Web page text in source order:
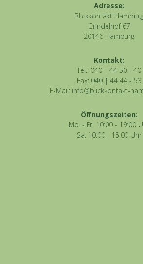
Adresse:
Blickkontakt Hamburg
Grindelhof 67
20146 Hamburg
Kontakt:
Tel.: 040 | 44 50 - 40
Fax: 040 | 44 44 - 53
E-Mail: info@blickkontakt-
Öffnungszeiten:
Mo. - Fr. 10:00 - 19:00
Sa. 10:00 - 15:00 Uhr